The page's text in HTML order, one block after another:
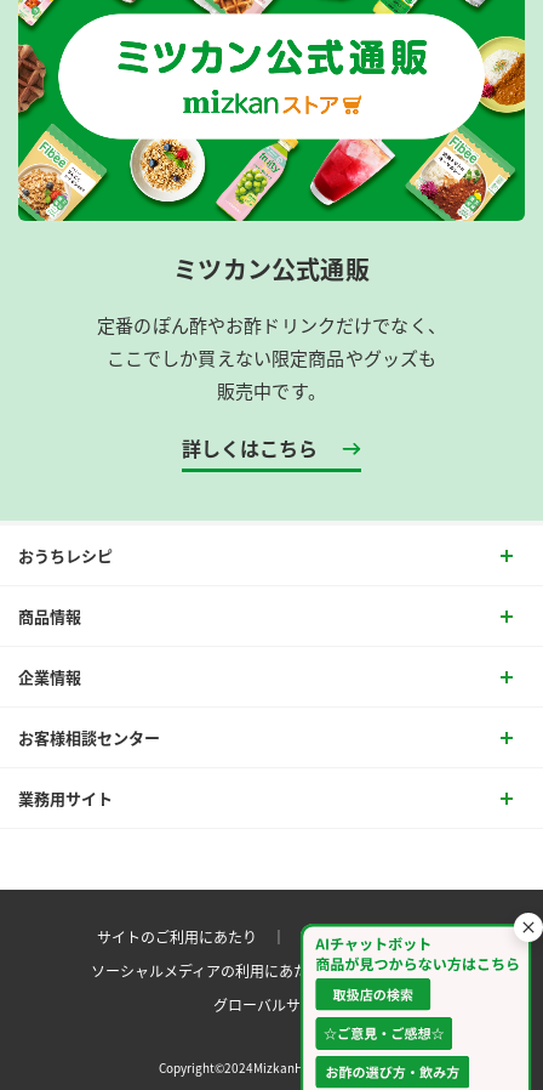
ミツカン公式通販
定番のぽん酢やお酢ドリンクだけでなく、
ここでしか買えない限定商品やグッズも
販売中です。
詳しくはこちら
おうちレシピ
商品情報
企業情報
お客様相談センター
業務用サイト
サイトのご利用にあたり ｜ プライバシーポリシー
ソーシャルメディアの利用にあたりサイトマップ ｜
グローバルサイト
Copyright©2024MizkanHoldingsCo.Ltd.